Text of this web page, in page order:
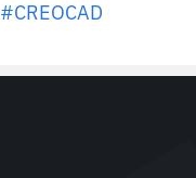
#CREOCAD